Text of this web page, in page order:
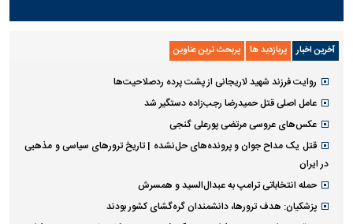
آخرین اخبار پربازدید ها پربحث ترین عناوین
روایت فرزند شهید لاریجانی از پشت پرده ردصلاحیت‌ها
عامل اصلی قتل حمیدرضا رجب‌زاده دستگیر شد
عکس‌های عروسی مرتضی پورعلی گنجی
قتل یک مداح جوان و پرونده‌های حل‌نشده | تاریخ ترورهای سیاسی و مذهبی
در ایران
حمله انتخاباتی ترامپ به عبدال‌السید و همسرش
پزشکیان: هدف ترورها، دانشمندان گره‌گشای کشور بودند